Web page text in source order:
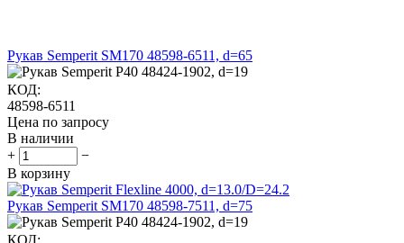
Рукав Semperit SM170 48598-6511, d=65
КОД:
48598-6511
Цена по запросу
В наличии
+
−
В корзину
Рукав Semperit SM170 48598-7511, d=75
КОД: